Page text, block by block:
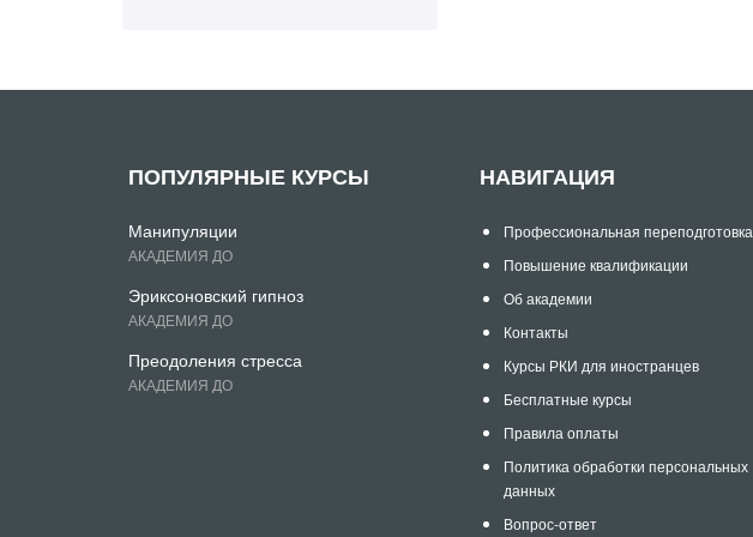
ПОПУЛЯРНЫЕ КУРСЫ
Манипуляции
АКАДЕМИЯ ДО
Эриксоновский гипноз
АКАДЕМИЯ ДО
Преодоления стресса
АКАДЕМИЯ ДО
НАВИГАЦИЯ
Профессиональная переподготовка
Повышение квалификации
Об академии
Контакты
Курсы РКИ для иностранцев
Бесплатные курсы
Правила оплаты
Политика обработки персональных
данных
Вопрос-ответ